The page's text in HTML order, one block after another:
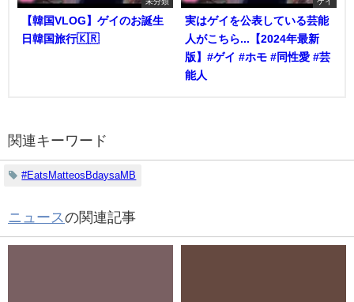
【韓国VLOG】ゲイのお誕生
日韓国旅行🇰🇷
実はゲイを公表している芸能
人がこちら...【2024年最新
版】#ゲイ #ホモ #同性愛 #芸
能人
関連キーワード
#EatsMatteosBdaysaMB
ニュースの関連記事